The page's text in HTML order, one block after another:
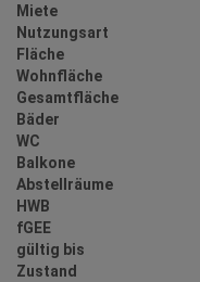
Miete
Nutzungsart
Fläche
Wohnfläche
Gesamtfläche
Bäder
WC
Balkone
Abstellräume
HWB
fGEE
gültig bis
Zustand